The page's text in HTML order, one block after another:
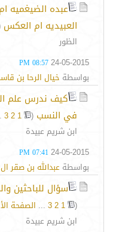
عبده الضيغميه
العبيديه ام العكس
الظور
24-05-2015
08:57 PM
بواسطة خيال الرحا بن
في النسب (
1
2
3
ابن شريم عبيدة
24-05-2015
07:41 PM
بواسطةعبدالله بن صقر
سؤال للباحثين
(
1
2
3
... الصفحة
ابن شريم عبيدة